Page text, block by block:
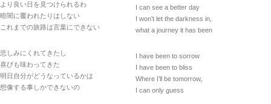
より良い日を見つけられるわ
暗闇に覆われたりはしない
これまでの旅路は言葉にできない
悲しみにくれてきたし
喜びも味わってきた
明日自分がどうなっているかは
想像する事しかできないの
I can see a better day
I won’t let the darkness in,
what a journey it has been
I have been to sorrow
I have been to bliss
Where I’ll be tomorrow,
I can only guess